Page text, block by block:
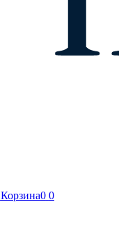
Корзина0 0